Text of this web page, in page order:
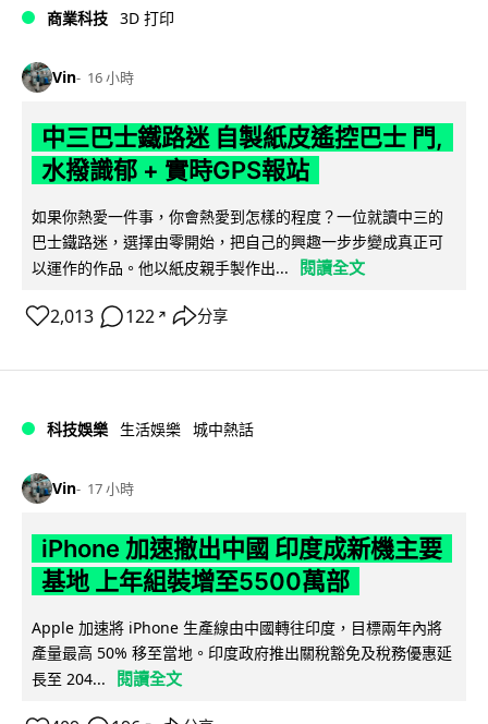
商業科技 3D 打印
Vin 16 小時
中三巴士鐵路迷 自製紙皮遙控巴士 門,
水撥識郁 + 實時GPS報站
如果你熱愛一件事，你會熱愛到怎樣的程度？一位就讀中三的
巴士鐵路迷，選擇由零開始，把自己的興趣一步步變成真正可
以運作的作品。他以紙皮親手製作出...
閱讀全文
2,013 122 ↗ 分享
科技娛樂 生活娛樂 城中熱話
Vin 17 小時
iPhone 加速撤出中國 印度成新機主要
基地 上年組裝增至5500萬部
Apple 加速將 iPhone 生產線由中國轉往印度，目標兩年內將
產量最高 50% 移至當地。印度政府推出關稅豁免及稅務優惠延
長至 204...
閱讀全文